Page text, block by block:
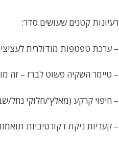
רעיונות קטנים שעושים סדר:
– ערכת טפטפות מודולרית
– טיימר השקיה פשוט לברז – זה
– חיפוי קרקע (מאלץ’/חלוקי נחל/
– קעריות ניקוז דקורטיביות